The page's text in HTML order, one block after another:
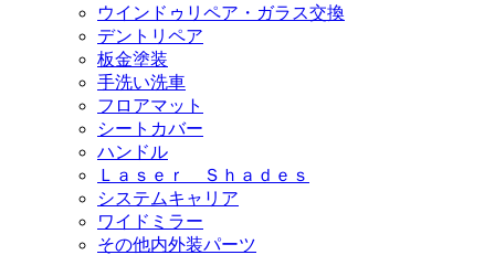
ウインドゥリペア・ガラス交換
デントリペア
板金塗装
手洗い洗車
フロアマット
シートカバー
ハンドル
Ｌａｓｅｒ Ｓｈａｄｅｓ
システムキャリア
ワイドミラー
その他内外装パーツ